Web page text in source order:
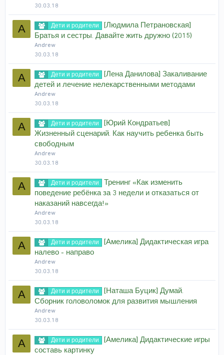
30.03.18
A Дети и родители
[Людмила Петрановская]
Братья и сестры. Давайте жить дружно (2015)
Andrew
30.03.18
A Дети и родители
[Лена Данилова] Закаливание
детей и лечение нелекарственными методами
Andrew
30.03.18
A Дети и родители
[Юрий Кондратьев]
Жизненный сценарий. Как научить ребенка быть
свободным
Andrew
30.03.18
A Дети и родители
Тренинг «Как изменить
поведение ребёнка за 3 недели и отказаться от
наказаний навсегда!»
Andrew
30.03.18
A Дети и родители
[Амелика] Дидактическая игра
налево - направо
Andrew
30.03.18
A Дети и родители
[Наташа Буцик] Думай.
Сборник головоломок для развития мышления
Andrew
30.03.18
A Дети и родители
[Амелика] Дидактические игры
составь картинку